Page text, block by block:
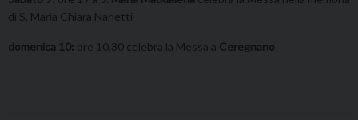
di S. Maria Chiara Nanetti
domenica 10: ore 10.30 celebra la Messa a Ceregnano